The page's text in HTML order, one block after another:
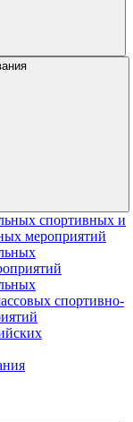
спортивных и
мероприятий
спортивно-